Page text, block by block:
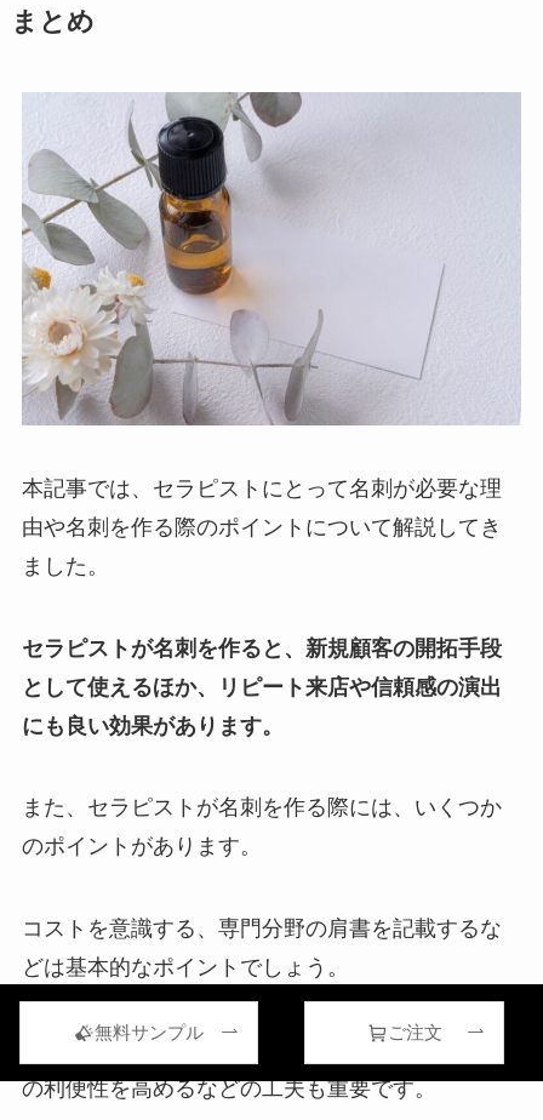
まとめ
本記事では、セラピストにとって名刺が必要な理
由や名刺を作る際のポイントについて解説してき
ました。
セラピストが名刺を作ると、新規顧客の開拓手段
として使えるほか、リピート来店や信頼感の演出
にも良い効果があります。
また、セラピストが名刺を作る際には、いくつか
のポイントがあります。
コストを意識する、専門分野の肩書を記載するな
どは基本的なポイントでしょう。
その他、似顔絵やLINEのQRコードを記載して予約
の利便性を高めるなどの工夫も重要です。
無料サンプル ご注文